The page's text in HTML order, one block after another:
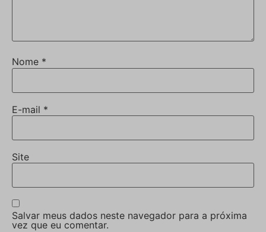
Nome *
E-mail *
Site
Salvar meus dados neste navegador para a próxima
vez que eu comentar.